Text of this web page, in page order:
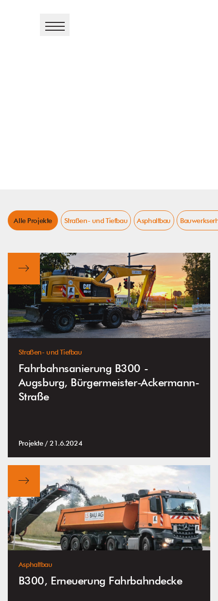
Alle Projekte Straßen- und Tiefbau Asphaltbau
Straßen- und Tiefbau
Fahrbahnsanierung B300 -
Augsburg, Bürgermeister-Ackermann-
Straße
Projekte / 21.6.2024
Asphaltbau
B300, Erneuerung Fahrbahndecke